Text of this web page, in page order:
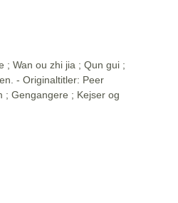
; Wan ou zhi jia ; Qun gui ;
- Originaltitler: Peer
; Gengangere ; Kejser og